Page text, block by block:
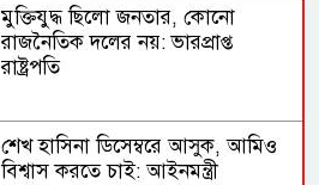
মুক্তিযুদ্ধ ছিলো জনতার, কোনো
রাজনৈতিক দলের নয়: ভারপ্রাপ্ত
রাষ্ট্রপতি
শেখ হাসিনা ডিসেম্বরে আসুক, আমিও
বিশ্বাস করতে চাই: আইনমন্ত্রী